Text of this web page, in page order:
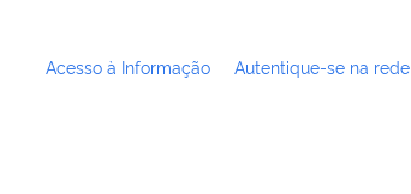
Acesso à Informação Autentique-se na rede